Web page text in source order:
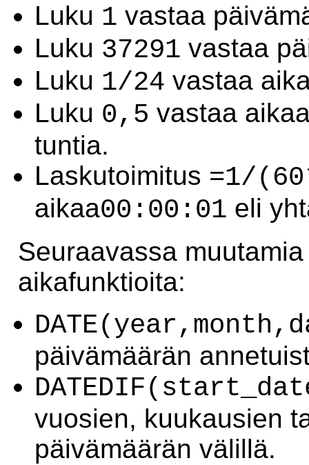
Luku 1 vastaa
Luku 37291 vastaa
Luku 1/24 vastaa
Luku 0,5 vastaa
tuntia.
Laskutoimitus =1/
aikaa00:00:01 eli
Seuraavassa
aikafunktioita:
päivämäärän
vuosien, kuukausien
päivämäärän välillä.